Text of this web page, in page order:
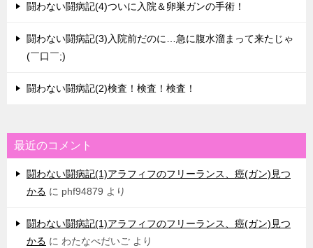
闘わない闘病記(4)ついに入院＆卵巣ガンの手術！
闘わない闘病記(3)入院前だのに…急に腹水溜まって来たじゃ
(￣口￣;)
闘わない闘病記(2)検査！検査！検査！
最近のコメント
闘わない闘病記(1)アラフィフのフリーランス、癌(ガン)見つ
かる に phf94879 より
闘わない闘病記(1)アラフィフのフリーランス、癌(ガン)見つ
かる に わたなべだいご より